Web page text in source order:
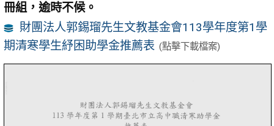
冊組，逾時不候。
財團法人郭錫瑠先生文教基金會113學年度第1學
期清寒學生紓困助學金推薦表 (點擊下載檔案)